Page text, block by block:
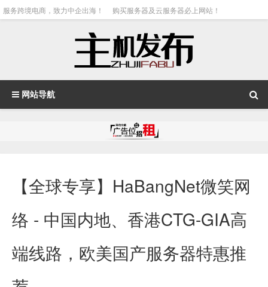
服务跨境电商，致力中企出海！ 购买服务器及云服务器必上网站！
网站导航
【全球专享】HaBangNet微笑网
络 - 中国内地、香港CTG-GIA高
端线路，欧美国产服务器特惠推